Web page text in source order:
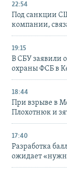
22:54
Под санкции
компании,
19:15
В СБУ заявили
охраны ФСБ в
18:44
При взрыве в
Плохотнюк и
17:40
Разработка
ожидает